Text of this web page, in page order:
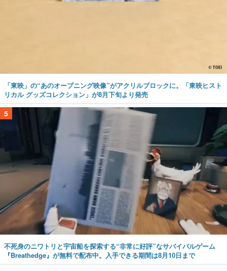
「東映」の“あのオープニング映像”がアクリルブロックに。「東映ヒスト
リカル グッズコレクション」が8月下旬より発売
5
不死身のニワトリと宇宙船を探索する“非常に好評”なサバイバルゲーム
『Breathedge』が無料で配布中。入手できる期間は8月10日まで